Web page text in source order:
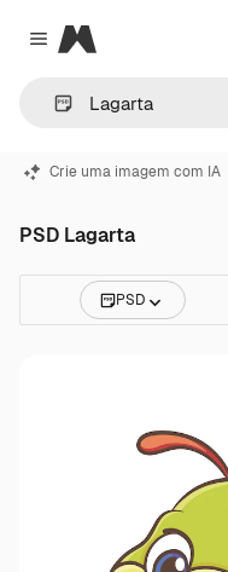
Close menu
Magnific
Crie uma imagem com IA
PSD Lagarta
PSD